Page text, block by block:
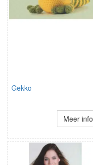
Gekko
Meer info